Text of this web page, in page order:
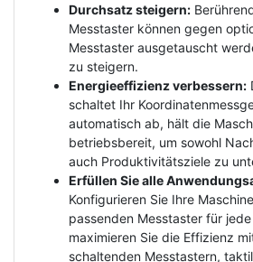
Durchsatz steigern:
Messtaster können gegen
Messtaster ausgetauscht
zu steigern.
Energieeffizienz verbessern:
schaltet Ihr
automatisch ab, hält die
betriebsbereit, um sowohl
auch Produktivitätsziele zu
Erfüllen Sie alle
Konfigurieren Sie Ihre
passenden Messtaster für
maximieren Sie die Effizienz
schaltenden Messtastern,